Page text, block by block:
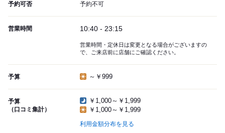
予約可否 予約不可
営業時間 10:40 - 23:15
営業時間・定休日は変更となる場合がございますの
で、ご来店前に店舗にご確認ください。
予算 ～￥999
予算
（口コミ集計）
￥1,000～￥1,999
￥1,000～￥1,999
利用金額分布を見る